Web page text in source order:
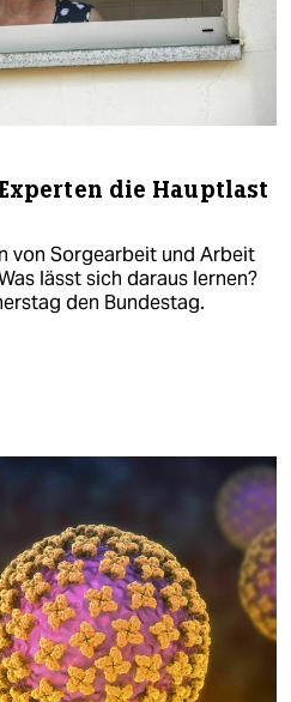
die Hauptlast
von Sorgearbeit und Arbeit
lässt sich daraus lernen?
den Bundestag.